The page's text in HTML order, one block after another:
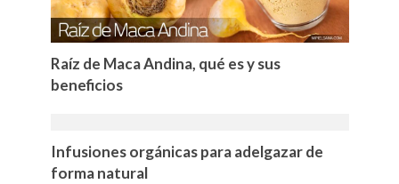
Raíz de Maca Andina, qué es y sus
beneficios
Infusiones orgánicas para adelgazar de
forma natural